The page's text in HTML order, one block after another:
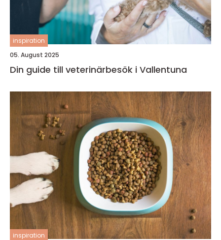
inspiration
05. August 2025
Din guide till veterinärbesök i Vallentuna
inspiration